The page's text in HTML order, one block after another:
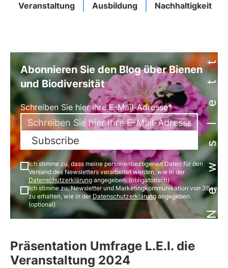
Veranstaltung Ausbildung NachhaltigkeitNewsletter
Abonnieren Sie den Blog über Bienen
und Biodiversität
Schreiben Sie hier Ihre E-Mail-Adresse*
Subscribe
Ich stimme zu, dass meine personenbezogenen Daten für den
Versand des Newsletters verarbeitet werden, wie in der
Datenschutzerklärung angegeben. (obligatorisch)
Ich stimme zu, Newsletter und Marketingkommunikation von 3Bee
zu erhalten, wie in derDatenschutzerklärungangegeben.
(optional)
Präsentation Umfrage L.E.I. die
Veranstaltung 2024